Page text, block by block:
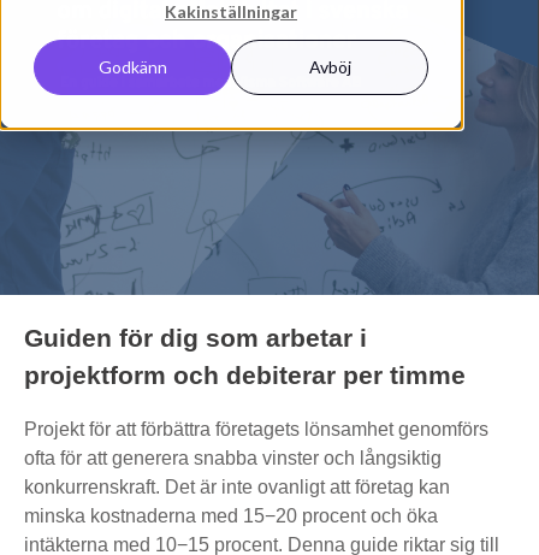
Kakinställningar
Godkänn Avböj
Guiden för dig som arbetar i
projektform och debiterar per timme
Projekt för att förbättra företagets lönsamhet genomförs
ofta för att generera snabba vinster och långsiktig
konkurrenskraft. Det är inte ovanligt att företag kan
minska kostnaderna med 15−20 procent och öka
intäkterna med 10−15 procent. Denna guide riktar sig till